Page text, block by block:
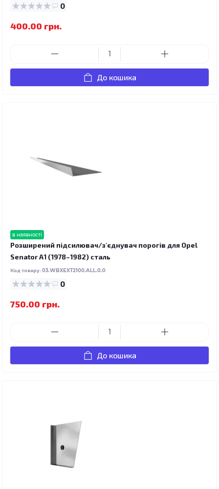
0
400.00 грн.
До кошика
в наявності
Розширений підсилювач/з'єднувач порогів для Opel
Senator A1 (1978–1982) сталь
Код товару:03.WBXEXT2100.ALL.0.0
0
750.00 грн.
До кошика